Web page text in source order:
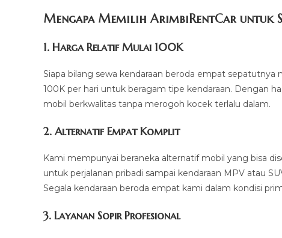
Mengapa Memilih ArimbiRentCar untuk
1. Harga Relatif Mulai 100K
Siapa bilang sewa kendaraan beroda empat
100K per hari untuk beragam tipe kendaraan. Dengan
mobil berkwalitas tanpa merogoh kocek terlalu dalam.
2. Alternatif Empat Komplit
Kami mempunyai beraneka alternatif mobil yang bisa
untuk perjalanan pribadi sampai kendaraan MPV atau
Segala kendaraan beroda empat kami dalam kondisi
3. Layanan Sopir Profesional